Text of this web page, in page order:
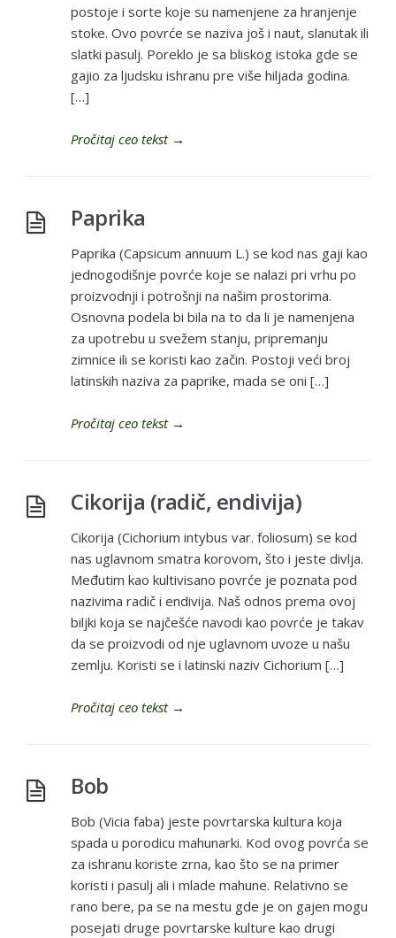
postoje i sorte koje su namenjene za hranjenje
stoke. Ovo povrće se naziva još i naut, slanutak ili
slatki pasulj. Poreklo je sa bliskog istoka gde se
gajio za ljudsku ishranu pre više hiljada godina.
[…]
Pročitaj ceo tekst→
Paprika
Paprika (Capsicum annuum L.) se kod nas gaji kao
jednogodišnje povrće koje se nalazi pri vrhu po
proizvodnji i potrošnji na našim prostorima.
Osnovna podela bi bila na to da li je namenjena
za upotrebu u svežem stanju, pripremanju
zimnice ili se koristi kao začin. Postoji veći broj
latinskih naziva za paprike, mada se oni […]
Pročitaj ceo tekst→
Cikorija (radič, endivija)
Cikorija (Cichorium intybus var. foliosum) se kod
nas uglavnom smatra korovom, što i jeste divlja.
Međutim kao kultivisano povrće je poznata pod
nazivima radič i endivija. Naš odnos prema ovoj
biljki koja se najčešće navodi kao povrće je takav
da se proizvodi od nje uglavnom uvoze u našu
zemlju. Koristi se i latinski naziv Cichorium […]
Pročitaj ceo tekst→
Bob
Bob (Vicia faba) jeste povrtarska kultura koja
spada u porodicu mahunarki. Kod ovog povrća se
za ishranu koriste zrna, kao što se na primer
koristi i pasulj ali i mlade mahune. Relativno se
rano bere, pa se na mestu gde je on gajen mogu
posejati druge povrtarske kulture kao drugi